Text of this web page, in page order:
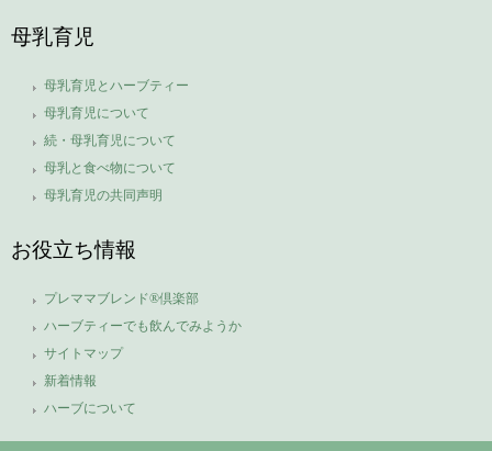
母乳育児
母乳育児とハーブティー
母乳育児について
続・母乳育児について
母乳と食べ物について
母乳育児の共同声明
お役立ち情報
プレママブレンド®倶楽部
ハーブティーでも飲んでみようか
サイトマップ
新着情報
ハーブについて